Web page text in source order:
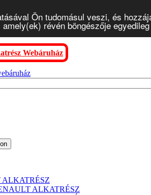
Ön tudomásul veszi, és
révén böngészője
Webáruház
ALKATRÉSZ
ALKATRÉSZ